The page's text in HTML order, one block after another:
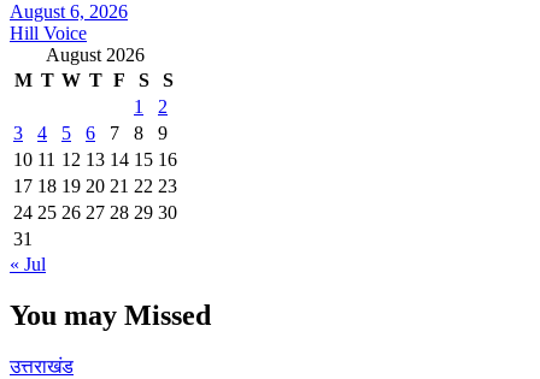
August 6, 2026
Hill Voice
August 2026
M T W T F S
S
1
2
3
4 5 6 7 8
9
10 11 12 13 14 15 16
17 18 19 20 21 22 23
24 25 26 27 28 29 30
31
« Jul
You may Missed
उत्तराखंड